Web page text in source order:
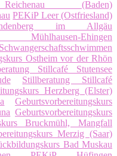
Reichenau (Baden)
PEKiP Leer (Ostfriesland)
Lindenberg im Allgäu
Mühlhausen-Ehingen
Schwangerschaftsschwimmen
Ostheim vor der Rhön
Stillcafé Stutensee
Stillberatung Stillcafé
Herzberg (Elster)
Geburtsvorbereitungskurs
Geburtsvorbereitungskurs
Bruckmühl, Mangfall
Merzig (Saar)
Bad Muskau